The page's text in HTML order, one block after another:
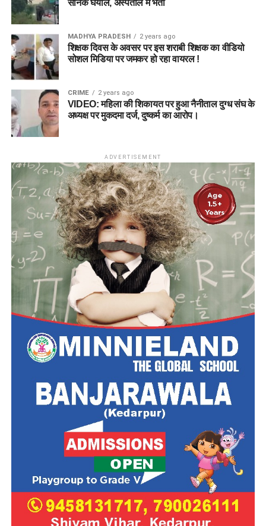
सैनिक घयाल, अस्पताल में भर्ती
MADHYA PRADESH 2 years ago
शिक्षक दिवस के अवसर पर इस शराबी शिक्षक का वीडियो
सोशल मिडिया पर जमकर हो रहा वायरल !
CRIME 2 years ago
VIDEO: महिला की शिकायत पर हुआ नैनीताल दुग्ध संघ के
अध्यक्ष पर मुकदमा दर्ज, दुष्कर्म का आरोप।
ADVERTISEMENT